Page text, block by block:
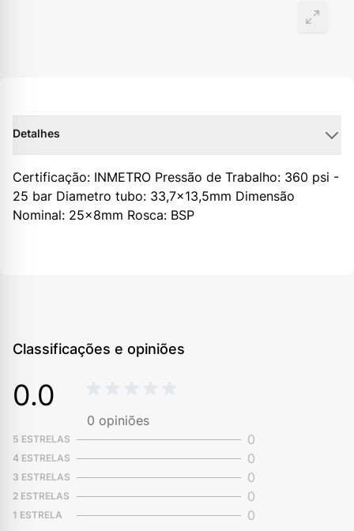
Detalhes
Certificação: INMETRO Pressão de Trabalho: 360 psi -
25 bar Diametro tubo: 33,7x13,5mm Dimensão
Nominal: 25x8mm Rosca: BSP
Classificações e opiniões
0.0
0 opiniões
5 ESTRELAS 0
4 ESTRELAS 0
3 ESTRELAS 0
2 ESTRELAS 0
1 ESTRELA 0